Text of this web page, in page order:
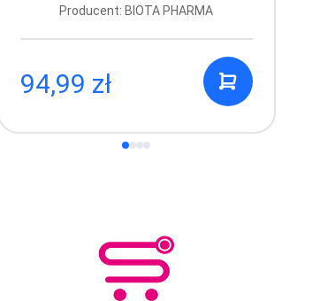
Producent: BIOTA PHARMA
94,99 zł